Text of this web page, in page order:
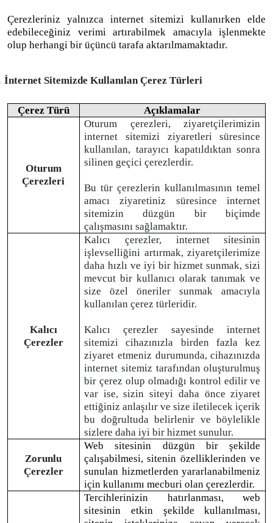
Çerezleriniz yalnızca internet sitemizi kullanırken elde
edebileceğiniz verimi artırabilmek amacıyla işlenmekte
olup herhangi bir üçüncü tarafa aktarılmamaktadır.
İnternet Sitemizde Kullanılan Çerez Türleri
Çerez Türü Açıklamalar
Oturum
Çerezleri
Oturum çerezleri, ziyaretçilerimizin
internet sitemizi ziyaretleri süresince
kullanılan, tarayıcı kapatıldıktan sonra
silinen geçici çerezlerdir.
Bu tür çerezlerin kullanılmasının temel
amacı ziyaretiniz süresince internet
sitemizin düzgün bir biçimde
çalışmasını sağlamaktır.
Kalıcı
Çerezler
Kalıcı çerezler, internet sitesinin
işlevselliğini artırmak, ziyaretçilerimize
daha hızlı ve iyi bir hizmet sunmak, sizi
mevcut bir kullanıcı olarak tanımak ve
size özel öneriler sunmak amacıyla
kullanılan çerez türleridir.
Kalıcı çerezler sayesinde internet
sitemizi cihazınızla birden fazla kez
ziyaret etmeniz durumunda, cihazınızda
internet sitemiz tarafından oluşturulmuş
bir çerez olup olmadığı kontrol edilir ve
var ise, sizin siteyi daha önce ziyaret
ettiğiniz anlaşılır ve size iletilecek içerik
bu doğrultuda belirlenir ve böylelikle
sizlere daha iyi bir hizmet sunulur.
Zorunlu
Çerezler
Web sitesinin düzgün bir şekilde
çalışabilmesi, sitenin özelliklerinden ve
sunulan hizmetlerden yararlanabilmeniz
için kullanımı mecburi olan çerezlerdir.
Tercihlerinizin hatırlanması, web
sitesinin etkin şekilde kullanılması,